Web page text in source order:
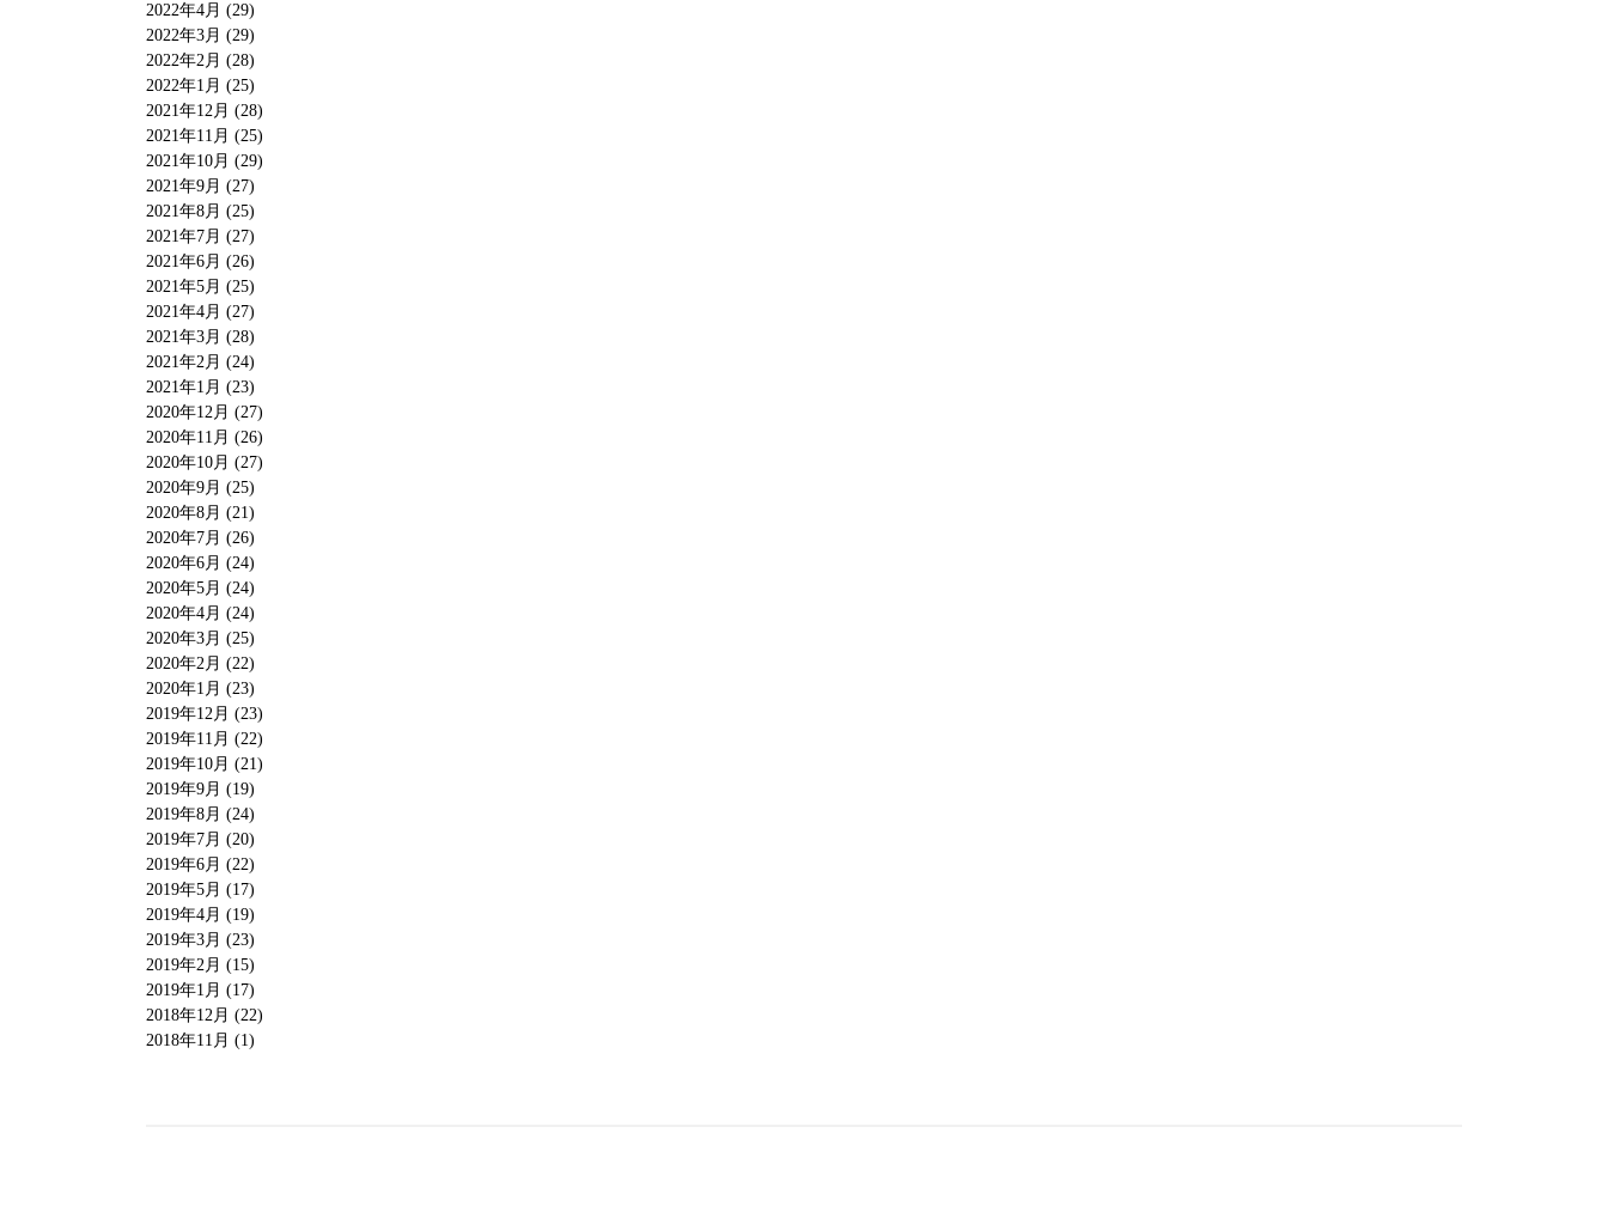
2022年4月 (29)
2022年3月 (29)
2022年2月 (28)
2022年1月 (25)
2021年12月 (28)
2021年11月 (25)
2021年10月 (29)
2021年9月 (27)
2021年8月 (25)
2021年7月 (27)
2021年6月 (26)
2021年5月 (25)
2021年4月 (27)
2021年3月 (28)
2021年2月 (24)
2021年1月 (23)
2020年12月 (27)
2020年11月 (26)
2020年10月 (27)
2020年9月 (25)
2020年8月 (21)
2020年7月 (26)
2020年6月 (24)
2020年5月 (24)
2020年4月 (24)
2020年3月 (25)
2020年2月 (22)
2020年1月 (23)
2019年12月 (23)
2019年11月 (22)
2019年10月 (21)
2019年9月 (19)
2019年8月 (24)
2019年7月 (20)
2019年6月 (22)
2019年5月 (17)
2019年4月 (19)
2019年3月 (23)
2019年2月 (15)
2019年1月 (17)
2018年12月 (22)
2018年11月 (1)